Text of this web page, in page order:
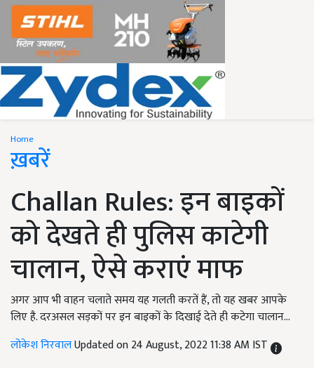
Home
ख़बरें
Challan Rules: इन बाइकों
को देखते ही पुलिस काटेगी
चालान, ऐसे कराएं माफ
अगर आप भी वाहन चलाते समय यह गलती करतें हैं, तो यह खबर आपके
लिए है. दरअसल सड़कों पर इन बाइकों के दिखाई देते ही कटेगा चालान...
लोकेश निरवालUpdated on 24 August, 2022 11:38 AM IST